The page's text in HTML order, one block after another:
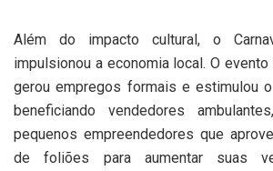
Além do impacto cultural, o
impulsionou a economia local. O
gerou empregos formais e estimulou
beneficiando vendedores
pequenos empreendedores que
de foliões para aumentar suas